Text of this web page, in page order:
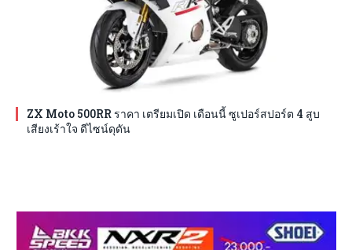
ZX Moto 500RR ราคา เตรียมเปิด เดือนนี้ ซูเปอร์สปอร์ต 4 สูบ
เสียงเร้าใจ ดีไซน์ดุดัน